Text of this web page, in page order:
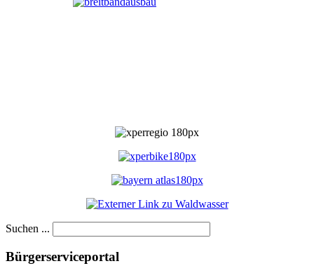
Suchen ...
Bürgerserviceportal